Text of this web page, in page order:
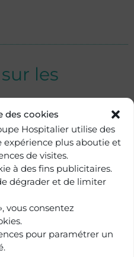
des cookies
Hospitalier utilise des
expérience plus aboutie et
de visites.
à des fins publicitaires.
dégrader et de limiter
vous consentez
pour paramétrer un
les
Joseph
Marie-Thérèse